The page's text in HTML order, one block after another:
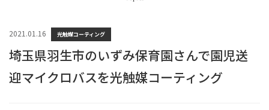
2021.01.16 光触媒コーティング
埼玉県羽生市のいずみ保育園さんで園児送
迎マイクロバスを光触媒コーティング